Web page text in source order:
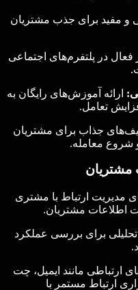
و مفید برای جذب مشتریان
در پلتفرم‌های اجتماعی
ارائه آموزش‌های رایگان به
تعامل.
جذاب برای مشتریان
شروع معامله.
مشتریان
مدیریت ارتباط با مشتری
تحلیلی برای بررسی عملکرد
ارتباطی مانند ایمیل، چت
ارتباط مستمر با